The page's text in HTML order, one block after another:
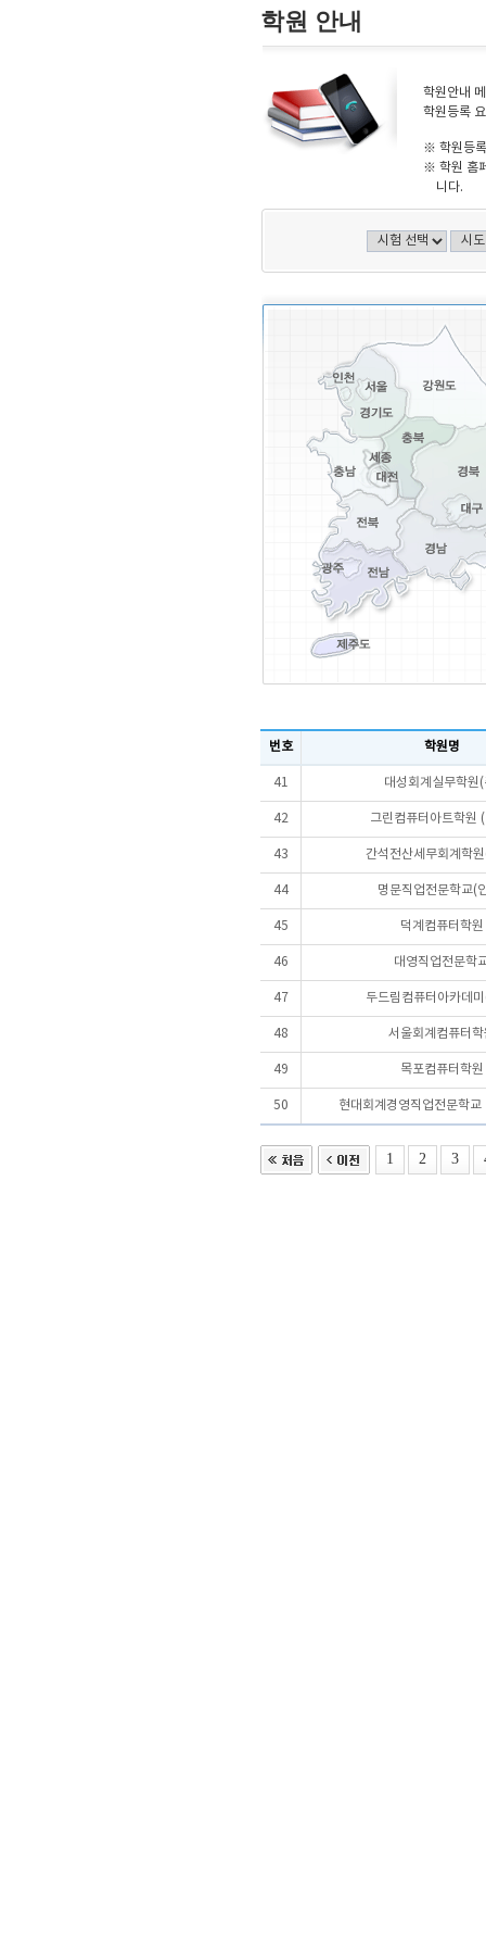
학원 안내
학원안내
학원등록
※ 학원등록
※ 학원 홈
니다.
번호 학원명
41 대성회계실무학원(
42 그린컴퓨터아트학원
43 간석전산세무회계학
44 명문직업전문학교(
45 덕계컴퓨터학원
46 대영직업전문학
47 두드림컴퓨터아카데
48 서울회계컴퓨터학
49 목포컴퓨터학원
50 현대회계경영직업전문학교
1 2 3